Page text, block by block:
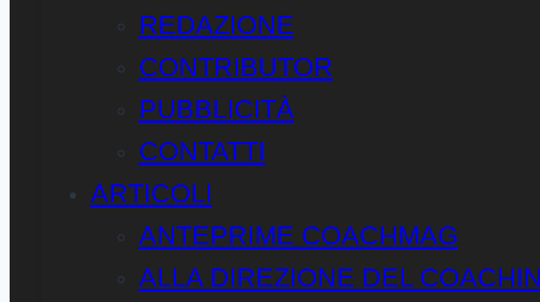
REDAZIONE
CONTRIBUTOR
PUBBLICITÀ
CONTATTI
ARTICOLI
ANTEPRIME COACHMAG
ALLA DIREZIONE DEL